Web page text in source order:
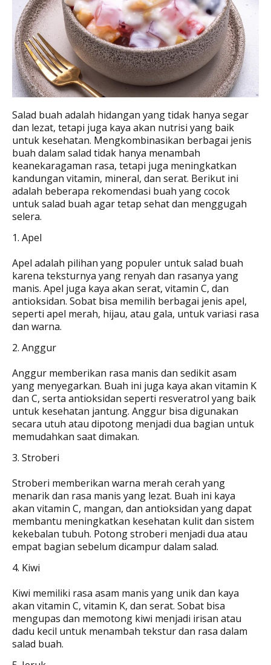
Salad buah adalah hidangan yang tidak hanya segar
dan lezat, tetapi juga kaya akan nutrisi yang baik
untuk kesehatan. Mengkombinasikan berbagai jenis
buah dalam salad tidak hanya menambah
keanekaragaman rasa, tetapi juga meningkatkan
kandungan vitamin, mineral, dan serat. Berikut ini
adalah beberapa rekomendasi buah yang cocok
untuk salad buah agar tetap sehat dan menggugah
selera.
1. Apel
Apel adalah pilihan yang populer untuk salad buah
karena teksturnya yang renyah dan rasanya yang
manis. Apel juga kaya akan serat, vitamin C, dan
antioksidan. Sobat bisa memilih berbagai jenis apel,
seperti apel merah, hijau, atau gala, untuk variasi rasa
dan warna.
2. Anggur
Anggur memberikan rasa manis dan sedikit asam
yang menyegarkan. Buah ini juga kaya akan vitamin K
dan C, serta antioksidan seperti resveratrol yang baik
untuk kesehatan jantung. Anggur bisa digunakan
secara utuh atau dipotong menjadi dua bagian untuk
memudahkan saat dimakan.
3. Stroberi
Stroberi memberikan warna merah cerah yang
menarik dan rasa manis yang lezat. Buah ini kaya
akan vitamin C, mangan, dan antioksidan yang dapat
membantu meningkatkan kesehatan kulit dan sistem
kekebalan tubuh. Potong stroberi menjadi dua atau
empat bagian sebelum dicampur dalam salad.
4. Kiwi
Kiwi memiliki rasa asam manis yang unik dan kaya
akan vitamin C, vitamin K, dan serat. Sobat bisa
mengupas dan memotong kiwi menjadi irisan atau
dadu kecil untuk menambah tekstur dan rasa dalam
salad buah.